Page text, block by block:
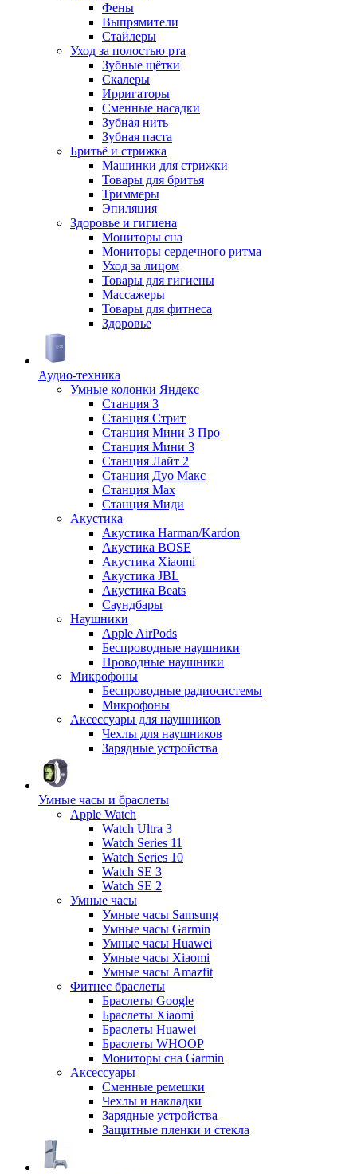
Фены
Выпрямители
Стайлеры
Уход за полостью рта
Зубные щётки
Скалеры
Ирригаторы
Сменные насадки
Зубная нить
Зубная паста
Бритьё и стрижка
Машинки для стрижки
Товары для бритья
Триммеры
Эпиляция
Здоровье и гигиена
Мониторы сна
Мониторы сердечного ритма
Уход за лицом
Товары для гигиены
Массажеры
Товары для фитнеса
Здоровье
Аудио-техника
Умные колонки Яндекс
Станция 3
Станция Стрит
Станция Мини 3 Про
Станция Мини 3
Станция Лайт 2
Станция Дуо Макс
Станция Max
Станция Миди
Акустика
Акустика Harman/Kardon
Акустика BOSE
Акустика Xiaomi
Акустика JBL
Акустика Beats
Саундбары
Наушники
Apple AirPods
Беспроводные наушники
Проводные наушники
Микрофоны
Беспроводные радиосистемы
Микрофоны
Аксессуары для наушников
Чехлы для наушников
Зарядные устройства
Умные часы и браслеты
Apple Watch
Watch Ultra 3
Watch Series 11
Watch Series 10
Watch SE 3
Watch SE 2
Умные часы
Умные часы Samsung
Умные часы Garmin
Умные часы Huawei
Умные часы Xiaomi
Умные часы Amazfit
Фитнес браслеты
Браслеты Google
Браслеты Xiaomi
Браслеты Huawei
Браслеты WHOOP
Мониторы сна Garmin
Аксессуары
Сменные ремешки
Чехлы и накладки
Зарядные устройства
Защитные пленки и стекла